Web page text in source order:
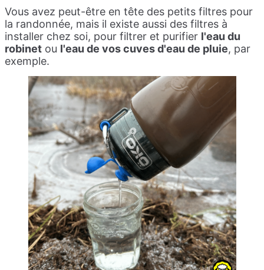
Vous avez peut-être en tête des petits filtres pour
la randonnée, mais il existe aussi des filtres à
installer chez soi, pour filtrer et purifier l'eau du
robinet ou l'eau de vos cuves d'eau de pluie, par
exemple.